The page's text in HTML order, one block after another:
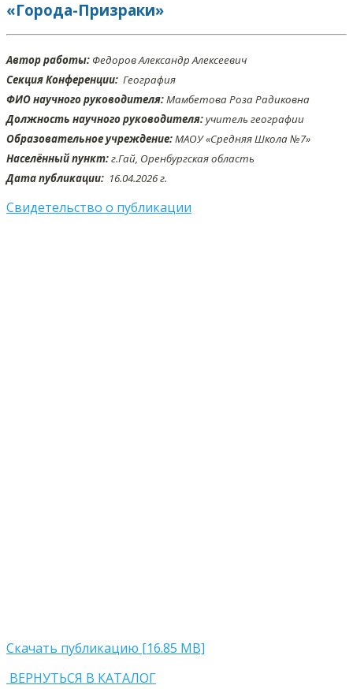
«Города-Призраки»
Автор работы: Федоров Александр Алексеевич
Секция Конференции: География
ФИО научного руководителя:Мамбетова Роза Радиковна
Должность научного руководителя:учитель географии
Образовательное учреждение:МАОУ «Средняя Школа №7»
Населённый пункт:г.Гай, Оренбургская область
Дата публикации: 16.04.2026 г.
Свидетельство о публикации
Скачать публикацию [16.85 MB]
ВЕРНУТЬСЯ В КАТАЛОГ